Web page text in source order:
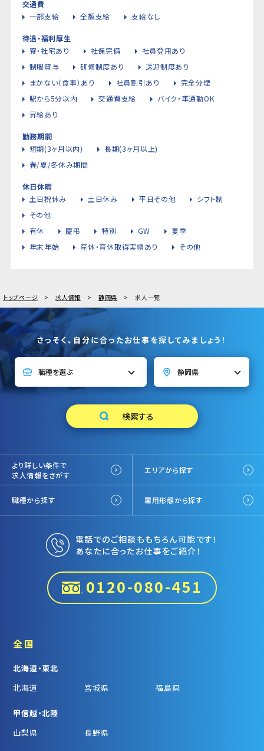
交通費
一部支給
全額支給 支給なし
待遇・福利厚生
寮・社宅あり
社保完備
社員登用あり
制服貸与
研修制度あり
送迎制度あり
まかない（食事）あり
社員割引あり
完全分煙
駅から5分以内
交通費支給
バイク・車通勤OK
昇給あり
勤務期間
短期(3ヶ月以内)
長期(3ヶ月以上)
春/夏/冬休み期間
休日休暇
土日祝休み
土日休み 平日その他
シフト制
その他
有休
慶弔 特別 GW
夏季
年末年始
産休・育休取得実績あり その他
トップページ 求人情報 静岡県 求人一覧
さっそく、自分に合ったお仕事を探してみましょう！
より詳しい条件で
求人情報をさがす
エリアから探す
職種から探す 雇用形態から探す
電話でのご相談ももちろん可能です！
あなたに合ったお仕事をご紹介！
0120-080-451
全国
北海道・東北
北海道
宮城県 福島県
甲信越・北陸
山梨県
長野県